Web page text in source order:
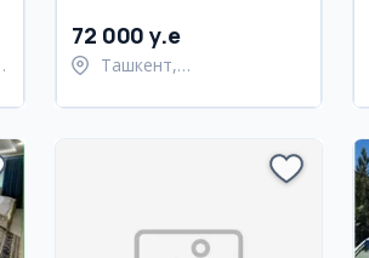
72 000 y.e
Ташкент,